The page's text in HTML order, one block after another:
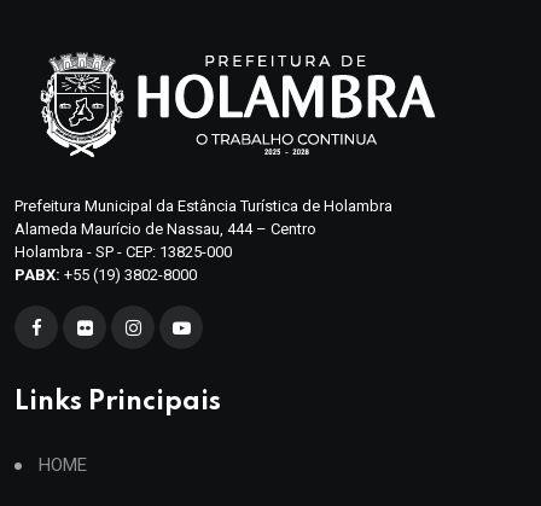
Prefeitura Municipal da Estância Turística de Holambra
Alameda Maurício de Nassau, 444 – Centro
Holambra - SP - CEP: 13825-000
PABX: +55 (19) 3802-8000
Links Principais
HOME